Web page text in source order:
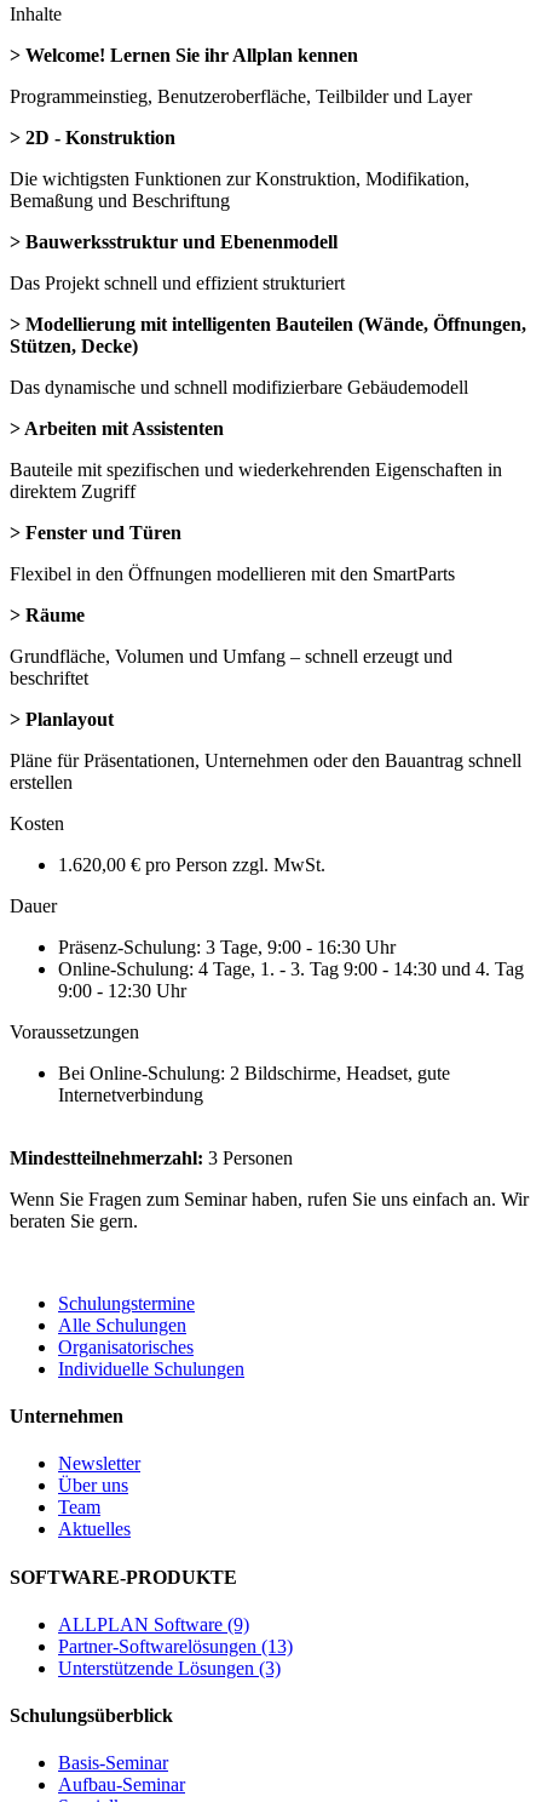
Inhalte
> Welcome! Lernen Sie ihr Allplan kennen
Programmeinstieg, Benutzeroberfläche, Teilbilder und Layer
> 2D - Konstruktion
Die wichtigsten Funktionen zur Konstruktion, Modifikation,
Bemaßung und Beschriftung
> Bauwerksstruktur und Ebenenmodell
Das Projekt schnell und effizient strukturiert
> Modellierung mit intelligenten Bauteilen (Wände, Öffnungen,
Stützen, Decke)
Das dynamische und schnell modifizierbare Gebäudemodell
> Arbeiten mit Assistenten
Bauteile mit spezifischen und wiederkehrenden Eigenschaften in
direktem Zugriff
> Fenster und Türen
Flexibel in den Öffnungen modellieren mit den SmartParts
> Räume
Grundfläche, Volumen und Umfang – schnell erzeugt und
beschriftet
> Planlayout
Pläne für Präsentationen, Unternehmen oder den Bauantrag schnell
erstellen
Kosten
1.620,00 € pro Person zzgl. MwSt.
Dauer
Präsenz-Schulung: 3 Tage, 9:00 - 16:30 Uhr
Online-Schulung: 4 Tage, 1. - 3. Tag 9:00 - 14:30 und 4. Tag
9:00 - 12:30 Uhr
Voraussetzungen
Bei Online-Schulung: 2 Bildschirme, Headset, gute
Internetverbindung
Mindestteilnehmerzahl: 3 Personen
Wenn Sie Fragen zum Seminar haben, rufen Sie uns einfach an. Wir
beraten Sie gern.
Schulungstermine
Alle Schulungen
Organisatorisches
Individuelle Schulungen
Unternehmen
Newsletter
Über uns
Team
Aktuelles
SOFTWARE-PRODUKTE
ALLPLAN Software (9)
Partner-Softwarelösungen (13)
Unterstützende Lösungen (3)
Schulungsüberblick
Basis-Seminar
Aufbau-Seminar